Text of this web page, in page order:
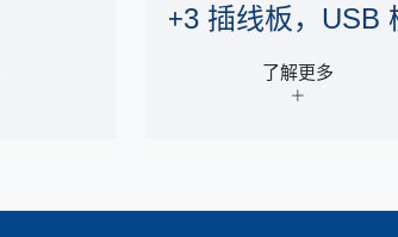
3+3 插线板，USB
了解更多